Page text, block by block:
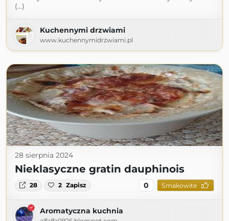
(...)
Kuchennymi drzwiami
www.kuchennymidrzwiami.pl
28 sierpnia 2024
Nieklasyczne gratin dauphinois
28 2 Zapisz 0 Smakowite
Aromatyczna kuchnia